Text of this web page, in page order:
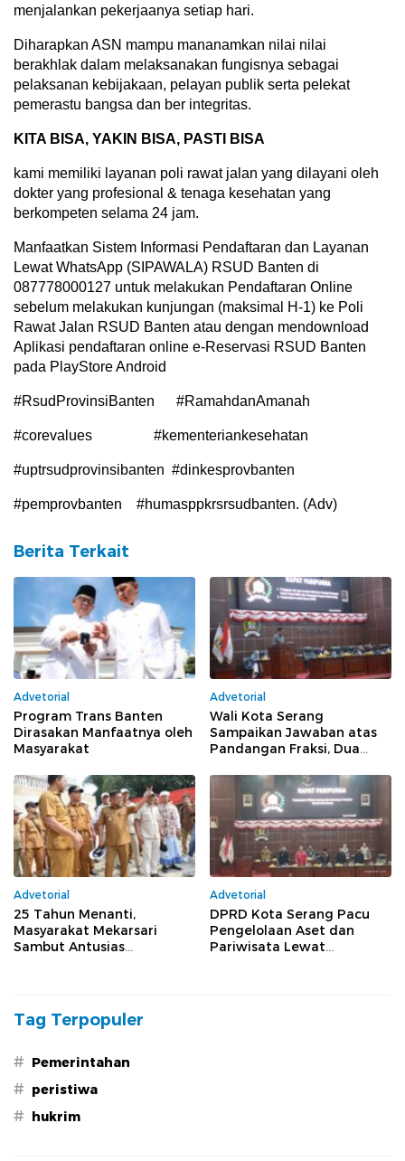
menjalankan pekerjaanya setiap hari.
Diharapkan ASN mampu mananamkan nilai nilai
berakhlak dalam melaksanakan fungisnya sebagai
pelaksanan kebijakaan, pelayan publik serta pelekat
pemerastu bangsa dan ber integritas.
KITA BISA, YAKIN BISA, PASTI BISA
kami memiliki layanan poli rawat jalan yang dilayani oleh
dokter yang profesional & tenaga kesehatan yang
berkompeten selama 24 jam.
Manfaatkan Sistem Informasi Pendaftaran dan Layanan
Lewat WhatsApp (SIPAWALA) RSUD Banten di
087778000127 untuk melakukan Pendaftaran Online
sebelum melakukan kunjungan (maksimal H-1) ke Poli
Rawat Jalan RSUD Banten atau dengan mendownload
Aplikasi pendaftaran online e-Reservasi RSUD Banten
pada PlayStore Android
#RsudProvinsiBanten #RamahdanAmanah
#corevalues #kementeriankesehatan
#uptrsudprovinsibanten #dinkesprovbanten
#pemprovbanten #humasppkrsrsudbanten. (Adv)
Berita Terkait
Advetorial
Program Trans Banten
Dirasakan Manfaatnya oleh
Masyarakat
Advetorial
Wali Kota Serang
Sampaikan Jawaban atas
Pandangan Fraksi, Dua
Pembahasan
Advetorial
25 Tahun Menanti,
Masyarakat Mekarsari
Sambut Antusias
Advetorial
DPRD Kota Serang Pacu
Pengelolaan Aset dan
Pariwisata Lewat
Tag Terpopuler
# Pemerintahan
# peristiwa
# hukrim